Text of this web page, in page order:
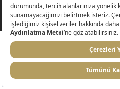
© 2026 EMSAN A.Ş.